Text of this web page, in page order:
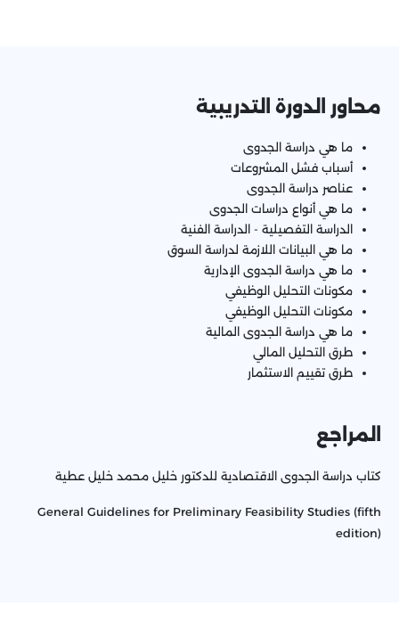
محاور الدورة التدريبية
ما هي دراسة الجدوى
أسباب فشل المشروعات
عناصر دراسة الجدوى
ما هي أنواع دراسات الجدوى
الدراسة التفصيلية - الدراسة الفنية
ما هي البيانات اللازمة لدراسة السوق
ما هي دراسة الجدوى الإدارية
مكونات التحليل الوظيفي
مكونات التحليل الوظيفي
ما هي دراسة الجدوى المالية
طرق التحليل المالي
طرق تقييم الاستثمار
المراجع
كتاب دراسة الجدوى الاقتصادية للدكتور خليل محمد خليل عطية
General Guidelines for Preliminary Feasibility Studies (fifth
edition)